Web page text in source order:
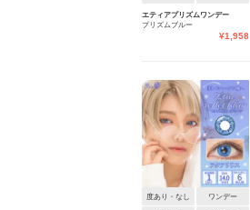
エティアプリズムワンデー
プリズムブルー
¥1,958
度あり・なし ワンデー